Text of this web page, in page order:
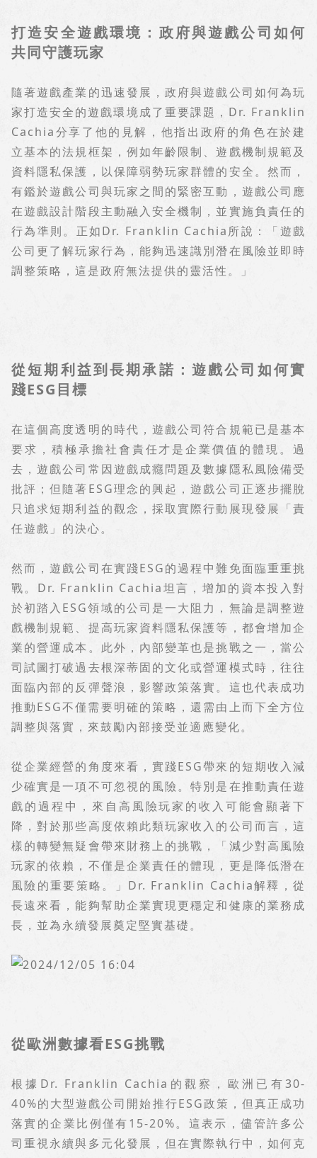
打造安全遊戲環境：政府與遊戲公司如何
共同守護玩家
隨著遊戲產業的迅速發展，政府與遊戲公司如何為玩
家打造安全的遊戲環境成了重要課題， Dr. Franklin
Cachia分享了他的見解，他指出政府的角色在於建
立基本的法規框架，例如年齡限制、遊戲機制規範及
資料隱私保護，以保障弱勢玩家群體的安全。然而，
有鑑於遊戲公司與玩家之間的緊密互動，遊戲公司應
在遊戲設計階段主動融入安全機制，並實施負責任的
行為準則。正如Dr. Franklin Cachia所說：「遊戲
公司更了解玩家行為，能夠迅速識別潛在風險並即時
調整策略，這是政府無法提供的靈活性。」
從短期利益到長期承諾：遊戲公司如何實
踐ESG 目標
在這個高度透明的時代，遊戲公司符合規範已是基本
要求，積極承擔社會責任才是企業價值的體現。過
去，遊戲公司常因遊戲成癮問題及數據隱私風險備受
批評；但隨著ESG理念的興起，遊戲公司正逐步擺脫
只追求短期利益的觀念，採取實際行動展現發展「責
任遊戲」的決心。
然而，遊戲公司在實踐ESG的過程中難免面臨重重挑
戰。 Dr. Franklin Cachia坦言，增加的資本投入對
於初踏入 ESG領域的公司是一大阻力，無論是調整遊
戲機制規範、提高玩家資料隱私保護等，都會增加企
業的營運成本。此外，內部變革也是挑戰之一，當公
司試圖打破過去根深蒂固的文化或營運模式時，往往
面臨內部的反彈聲浪，影響政策落實。這也代表成功
推動ESG不僅需要明確的策略，還需由上而下全方位
調整與落實，來鼓勵內部接受並適應變化。
從企業經營的角度來看，實踐ESG帶來的短期收入減
少確實是一項不可忽視的風險。特別是在推動責任遊
戲的過程中，來自高風險玩家的收入可能會顯著下
降，對於那些高度依賴此類玩家收入的公司而言，這
樣的轉變無疑會帶來財務上的挑戰，「減少對高風險
玩家的依賴，不僅是企業責任的體現，更是降低潛在
風險的重要策略。」 Dr. Franklin Cachia解釋，從
長遠來看，能夠幫助企業實現更穩定和健康的業務成
長，並為永續發展奠定堅實基礎。
從歐洲數據看ESG挑戰
根據 Dr. Franklin Cachia 的觀察，歐洲已有30-
40%的大型遊戲公司開始推行ESG政策，但真正成功
落實的企業比例僅有15-20%。這表示，儘管許多公
司重視永續與多元化發展，但在實際執行中，如何克